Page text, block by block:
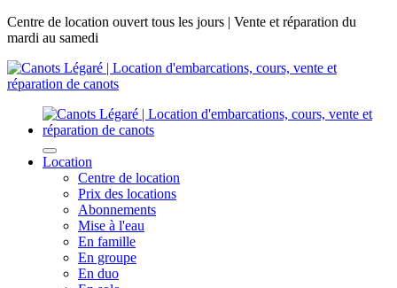
Centre de location ouvert tous les jours | Vente et réparation du
mardi au samedi
Location
Centre de location
Prix des locations
Abonnements
Mise à l'eau
En famille
En groupe
En duo